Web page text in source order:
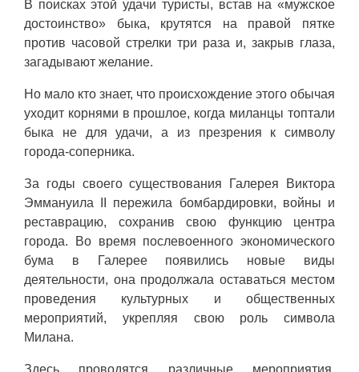
В поисках этой удачи туристы, встав на «мужское
достоинство» быка, крутятся на правой пятке
против часовой стрелки три раза и, закрыв глаза,
загадывают желание.
Но мало кто знает, что происхождение этого обычая
уходит корнями в прошлое, когда миланцы топтали
быка не для удачи, а из презрения к символу
города-соперника.
За годы своего существования Галерея Виктора
Эммануила II пережила бомбардировки, войны и
реставрацию, сохранив свою функцию центра
города. Во время послевоенного экономического
бума в Галерее появились новые виды
деятельности, она продолжала оставаться местом
проведения культурных и общественных
мероприятий, укрепляя свою роль символа
Милана.